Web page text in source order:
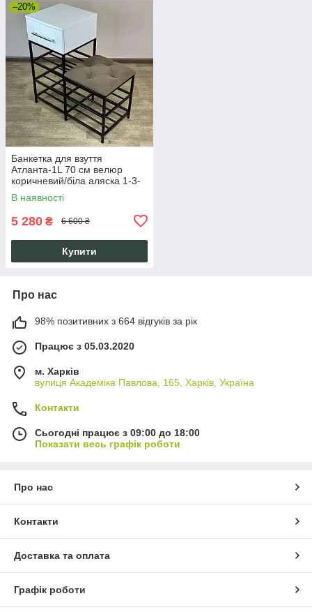
–20%
Банкетка для взуття
Атланта-1L 70 см велюр
коричневий/біла аляска 1-3-
9005
В наявності
5 280 ₴ 6 600 ₴
Купити
Про нас
98% позитивних з 664 відгуків за рік
Працює з 05.03.2020
м. Харків
вулиця Академіка Павлова, 165, Харків, Україна
Контакти
Сьогодні працює з 09:00 до 18:00
Показати весь графік роботи
Про нас
Контакти
Доставка та оплата
Графік роботи